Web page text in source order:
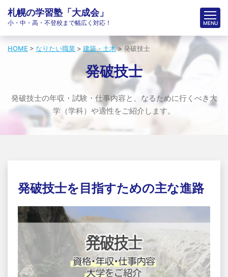
札幌の学習塾「大成会」
小・中・高・不登校まで幅広く対応！
HOME > なりたい職業 > 建築・土木>発破技士
発破技士
発破技士の年収・試験・仕事内容と、なるために行くべき大
学（学科）や適性をご紹介します。
発破技士を目指すための主な進路